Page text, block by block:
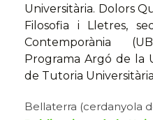
Universitària. Dolors
Filosofia i Lletres,
Contemporània
Programa Argó de la
de Tutoria
Bellaterra (cerdanyola